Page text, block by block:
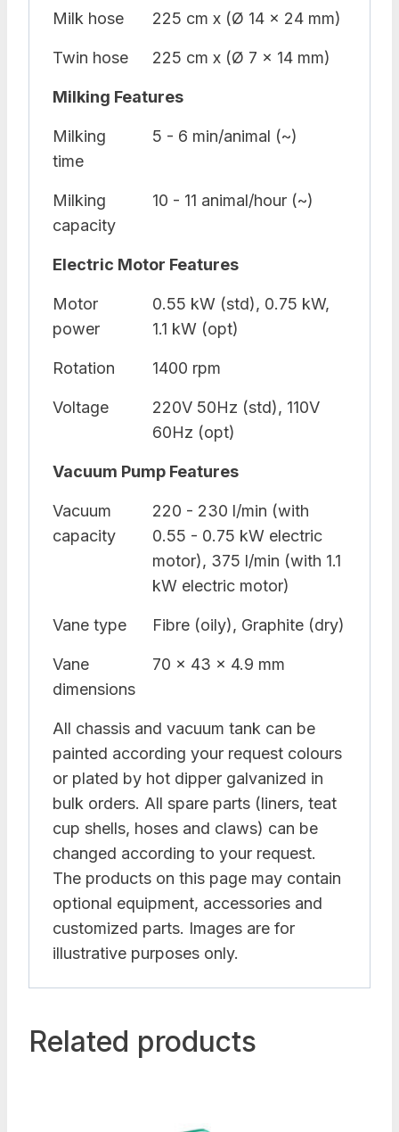
Milk hose 225 cm x (Ø 14 x 24 mm)
Twin hose 225 cm x (Ø 7 x 14 mm)
Milking Features
Milking
time
5 - 6 min/animal (~)
Milking
capacity
10 - 11 animal/hour (~)
Electric Motor Features
Motor
power
0.55 kW (std), 0.75 kW,
1.1 kW (opt)
Rotation 1400 rpm
Voltage
220V 50Hz (std), 110V
60Hz (opt)
Vacuum Pump Features
Vacuum
capacity
220 - 230 l/min (with
0.55 - 0.75 kW electric
motor), 375 l/min (with 1.1
kW electric motor)
Vane type Fibre (oily), Graphite (dry)
Vane
dimensions
70 x 43 x 4.9 mm
All chassis and vacuum tank can be
painted according your request colours
or plated by hot dipper galvanized in
bulk orders. All spare parts (liners, teat
cup shells, hoses and claws) can be
changed according to your request.
The products on this page may contain
optional equipment, accessories and
customized parts. Images are for
illustrative purposes only.
Related products